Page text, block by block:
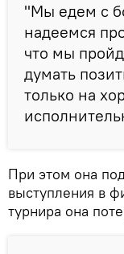
"Мы едем с
надеемся
что мы
думать
только на
При этом она
выступления в
турнира она